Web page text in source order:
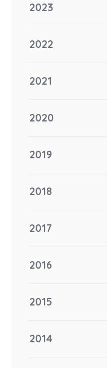
2023
2022
2021
2020
2019
2018
2017
2016
2015
2014